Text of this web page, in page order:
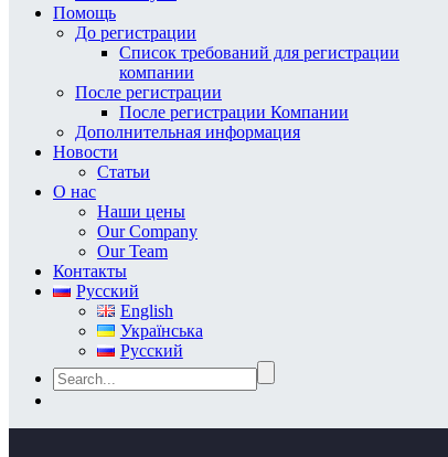
Помощь
До регистрации
Список требований для регистрации
компании
После регистрации
После регистрации Компании
Дополнительная информация
Новости
Статьи
О нас
Наши цены
Our Company
Our Team
Контакты
Русский
English
Українська
Русский